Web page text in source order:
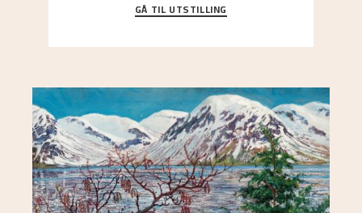
Då Astrup døydde i 1928, tok vennene Moritz
Kaland og Simon Thorbjørnsen initiativ til å
GÅ TIL UTSTILLING